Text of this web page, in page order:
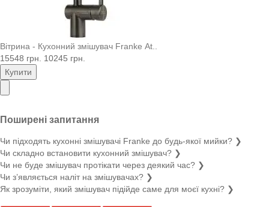
Вітрина - Кухонний змішувач Franke At..
15548 грн.
10245 грн.
Купити
Поширені запитання
Чи підходять кухонні змішувачі Franke до будь-якої мийки? ❯
Чи складно встановити кухонний змішувач? ❯
Чи не буде змішувач протікати через деякий час? ❯
Чи з’являється наліт на змішувачах? ❯
Як зрозуміти, який змішувач підійде саме для моєї кухні? ❯